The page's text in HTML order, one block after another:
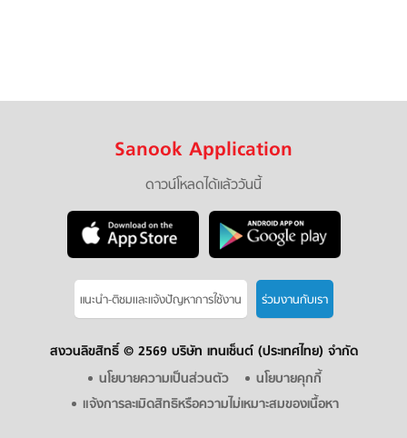
Sanook Application
ดาวน์โหลดได้แล้ววันนี้
แนะนำ-ติชมเเละแจ้งปัญหาการใช้งาน ร่วมงานกับเรา
สงวนลิขสิทธิ์ © 2569 บริษัท เทนเซ็นต์ (ประเทศไทย) จำกัด
นโยบายความเป็นส่วนตัว
นโยบายคุกกี้
แจ้งการละเมิดสิทธิหรือความไม่เหมาะสมของเนื้อหา